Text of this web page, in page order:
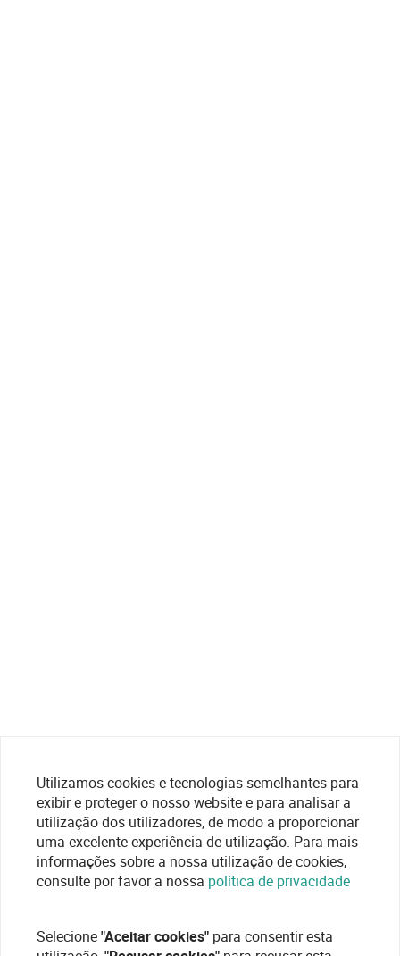
Utilizamos cookies e tecnologias semelhantes para
exibir e proteger o nosso website e para analisar a
utilização dos utilizadores, de modo a proporcionar
uma excelente experiência de utilização. Para mais
informações sobre a nossa utilização de cookies,
consulte por favor a nossa política de privacidade
Selecione"Aceitar cookies" para consentir esta